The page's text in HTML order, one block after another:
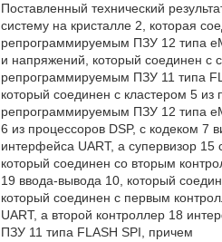
Поставленный технический
систему на кристалле 2, которая
репрограммируемым ПЗУ 12 типа
и напряжений, который соединен с
репрограммируемым ПЗУ 11 типа
который соединен с кластером 5
репрограммируемым ПЗУ 12 типа
6 из процессоров DSP, с кодеком
интерфейса UART, а супервизор
который соединен со вторым
19 ввода-вывода 10, который
который соединен с первым
UART, а второй контроллер 18
ПЗУ 11 типа FLASH SPI, причем